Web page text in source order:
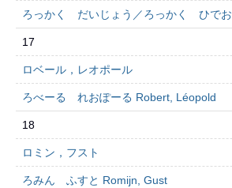
ろっかく だいじょう／ろっかく ひでお
17
ロベール，レオポール
ろべーる れおぽーる Robert, Léopold
18
ロミン，フスト
ろみん ふすと Romijn, Gust